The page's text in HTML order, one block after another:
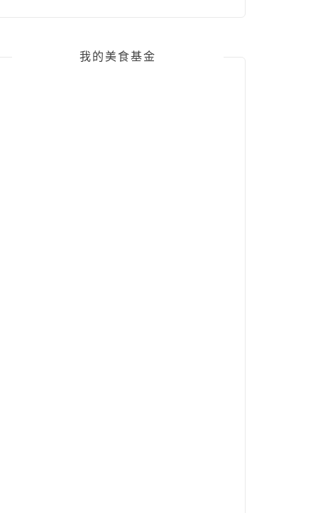
我的美食基金